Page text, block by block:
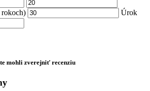
Úrok
mohli zverejniť recenziu